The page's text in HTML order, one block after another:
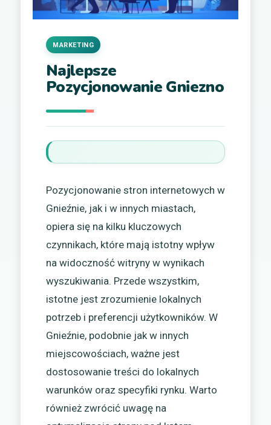
Najlepsze
Pozycjonowanie Gniezno
MARKETING
Pozycjonowanie stron internetowych w
Gnieźnie, jak i w innych miastach,
opiera się na kilku kluczowych
czynnikach, które mają istotny wpływ
na widoczność witryny w wynikach
wyszukiwania. Przede wszystkim,
istotne jest zrozumienie lokalnych
potrzeb i preferencji użytkowników. W
Gnieźnie, podobnie jak w innych
miejscowościach, ważne jest
dostosowanie treści do lokalnych
warunków oraz specyfiki rynku. Warto
również zwrócić uwagę na